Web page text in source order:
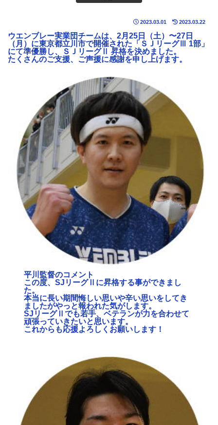
2023.03.01 2023.03.22
ウエンブレー実業団チームは、2月25日（土）〜27日
（月）に東京都立川市で開催された「ＳＪリーグⅢ 1部」
にて準優勝し、ＳＪリーグⅡ 昇格を決めました。
たくさんのご支援、ご声援に感謝を申し上げます。
平川監督のコメント
この度、SJリーグⅡに昇格する事ができまし
た。
本当に長い期間悔しい思いや辛い思いをしてき
ましたがやっと報われた気がします。
SJリーグⅡでも若手、ベテランが力を合わせて
頑張っていきたいと思います。
これからも応援よろしくお願いします！